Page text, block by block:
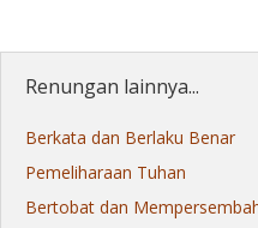
Renungan lainnya...
Berkata dan Berlaku Benar
Pemeliharaan Tuhan
Bertobat dan